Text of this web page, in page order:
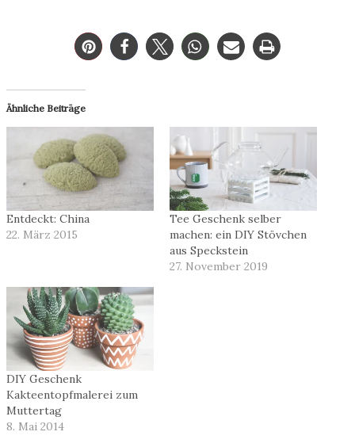
Ähnliche Beiträge
Entdeckt: China
22. März 2015
Tee Geschenk selber
machen: ein DIY Stövchen
aus Speckstein
27. November 2019
DIY Geschenk
Kakteentopfmalerei zum
Muttertag
8. Mai 2014